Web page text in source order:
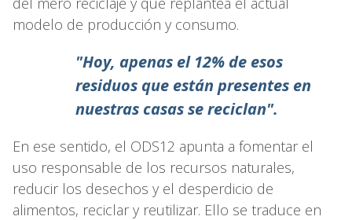
modelo de producción y consumo.
"Hoy, apenas el 12% de esos
residuos que están presentes en
nuestras casas se reciclan".
En ese sentido, el ODS12 apunta a fomentar el
uso responsable de los recursos naturales,
reducir los desechos y el desperdicio de
alimentos, reciclar y reutilizar. Ello se traduce en